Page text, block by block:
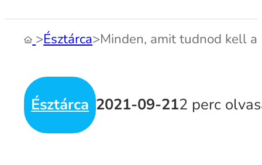
>Észtárca>Minden, amit tudnod kell
Észtárca 2021-09-212 perc